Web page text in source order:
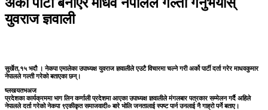
अर्को पार्टी बनाएर माधव नेपालले गल्ती गर्नुभयोस्
युवराज ज्ञवाली
सुर्खेत,१५ भदौ । नेकपा एमालेका उपाध्यक्ष युवराज ज्ञवालीले एउटै विचारमा चल्ने गरी अर्को पार्टी दर्ता गरेर माधवकुमार
नेपालले गल्ती गरेको बताएका छन्।
ष्लखयतभअज
प्रदेशका कार्यक्रममा भाग लिन कर्णाली प्रदेशमा आएका उपाध्यक्ष ज्ञवालीले मंगलबार पत्रकार सम्मेलन गर्दै अहिले
नेपालले दर्ता गरेको नेकपा ९एकीकृत समाजवादी० बारे भोलि जनतालाई स्पष्ट पार्न उनलाई नै गाह्रो पर्ने बताए।